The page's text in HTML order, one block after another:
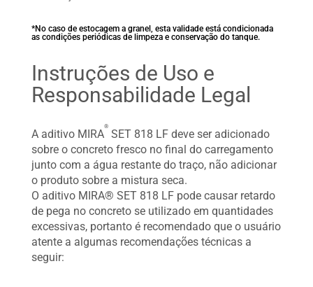
*No caso de estocagem a granel, esta validade está condicionada
as condições periódicas de limpeza e conservação do tanque.
Instruções de Uso e
Responsabilidade Legal
A aditivo MIRA
®
SET 818 LF deve ser adicionado
sobre o concreto fresco no final do carregamento
junto com a água restante do traço, não adicionar
o produto sobre a mistura seca.
O aditivo MIRA® SET 818 LF pode causar retardo
de pega no concreto se utilizado em quantidades
excessivas, portanto é recomendado que o usuário
atente a algumas recomendações técnicas a
seguir: